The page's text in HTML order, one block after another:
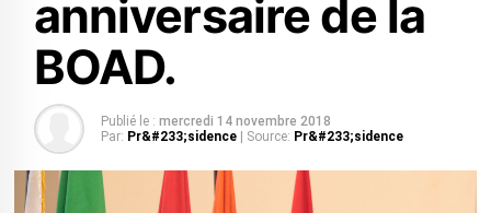
anniversaire de la
BOAD.
Publié le : mercredi 14 novembre 2018
Par: Pr&#233;sidence | Source: Pr&#233;sidence